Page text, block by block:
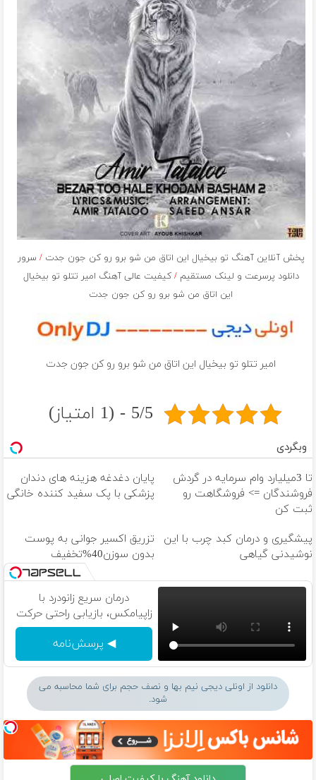
پخش آنلاین آهنگ تو بیخیال این اتاق من شو برو رو کن جون جدت/ سرور
دانلود پرسرعت و لینک مستقیم/ کیفیت عالی آهنگ امیر تتلو تو بیخیال
این اتاق من شو برو رو کن جون جدت
امیر تتلو تو بیخیال این اتاق من شو برو رو کن جون جدت
5/5 - (1 امتیاز)
وبگردی
تا 3میلیارد وام سرمایه در گردش
فروشندگان => فروشگاهت رو
ثبت کن
پایان دغدغه هزینه های دندان
پزشکی با پک سفید کننده خانگی
پیشگیری و درمان کبد چرب با این
نوشیدنی گیاهی
تزریق اکسیر جوانی به پوست
بدون سوزن40%تخفیف
درمان سریع زانودرد با
زاپیامکس، بازیابی راحتی حرکت
◀ پرسش‌نامه
دانلود از اونلی دیجی نیم بها و نصف حجم برای شما محاسبه می
شود.